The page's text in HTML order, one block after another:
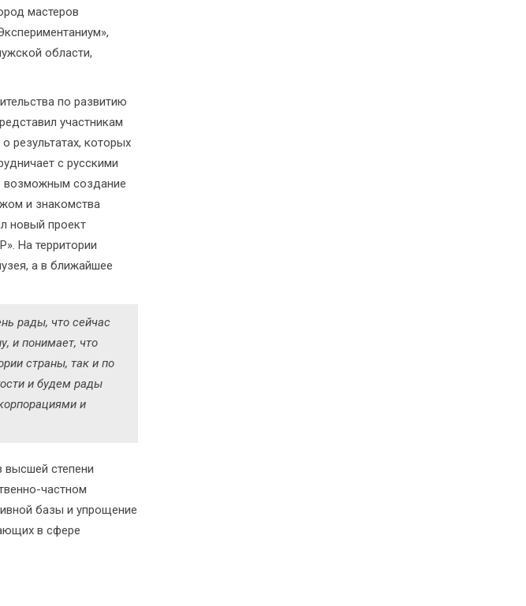
мастеров
области,
по развитию
участникам
результатах, которых
с русскими
возможным создание
и знакомства
новый проект
На территории
а в ближайшее
рады, что сейчас
и понимает, что
страны, так и по
и будем рады
и
степени
частном
базы и упрощение
в сфере